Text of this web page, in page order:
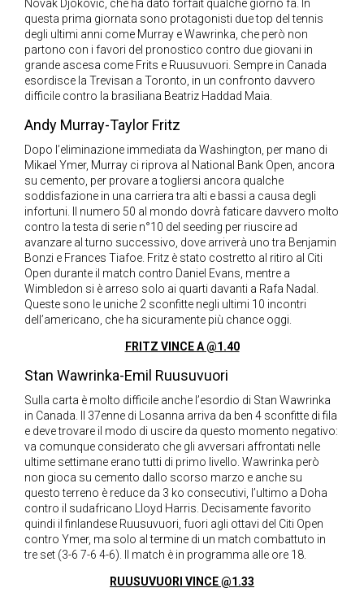
Novak Djokovic, che ha dato forfait qualche giorno fa. In
questa prima giornata sono protagonisti due top del tennis
degli ultimi anni come Murray e Wawrinka, che però non
partono con i favori del pronostico contro due giovani in
grande ascesa come Frits e Ruusuvuori. Sempre in Canada
esordisce la Trevisan a Toronto, in un confronto davvero
difficile contro la brasiliana Beatriz Haddad Maia.
Andy Murray-Taylor Fritz
Dopo l’eliminazione immediata da Washington, per mano di
Mikael Ymer, Murray ci riprova al National Bank Open, ancora
su cemento, per provare a togliersi ancora qualche
soddisfazione in una carriera tra alti e bassi a causa degli
infortuni. Il numero 50 al mondo dovrà faticare davvero molto
contro la testa di serie n°10 del seeding per riuscire ad
avanzare al turno successivo, dove arriverà uno tra Benjamin
Bonzi e Frances Tiafoe. Fritz è stato costretto al ritiro al Citi
Open durante il match contro Daniel Evans, mentre a
Wimbledon si è arreso solo ai quarti davanti a Rafa Nadal.
Queste sono le uniche 2 sconfitte negli ultimi 10 incontri
dell’americano, che ha sicuramente più chance oggi.
FRITZ VINCE A @1.40
Stan Wawrinka-Emil Ruusuvuori
Sulla carta è molto difficile anche l’esordio di Stan Wawrinka
in Canada. Il 37enne di Losanna arriva da ben 4 sconfitte di fila
e deve trovare il modo di uscire da questo momento negativo:
va comunque considerato che gli avversari affrontati nelle
ultime settimane erano tutti di primo livello. Wawrinka però
non gioca su cemento dallo scorso marzo e anche su
questo terreno è reduce da 3 ko consecutivi, l’ultimo a Doha
contro il sudafricano Lloyd Harris. Decisamente favorito
quindi il finlandese Ruusuvuori, fuori agli ottavi del Citi Open
contro Ymer, ma solo al termine di un match combattuto in
tre set (3-6 7-6 4-6). Il match è in programma alle ore 18.
RUUSUVUORI VINCE @1.33